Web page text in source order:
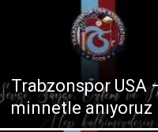
Trabzonspor USA
minnetle anıyoruz